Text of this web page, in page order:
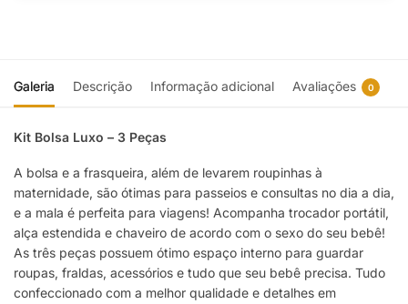
Galeria Descrição Informação adicional Avaliações 0
Kit Bolsa Luxo – 3 Peças
A bolsa e a frasqueira, além de levarem roupinhas à
maternidade, são ótimas para passeios e consultas no dia a dia,
e a mala é perfeita para viagens! Acompanha trocador portátil,
alça estendida e chaveiro de acordo com o sexo do seu bebê!
As três peças possuem ótimo espaço interno para guardar
roupas, fraldas, acessórios e tudo que seu bebê precisa. Tudo
confeccionado com a melhor qualidade e detalhes em